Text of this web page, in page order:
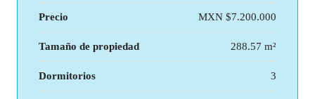
Precio MXN $7.200.000
Tamaño de propiedad 288.57 m²
Dormitorios 3